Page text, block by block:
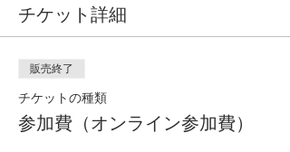
チケット詳細
販売終了
チケットの種類
参加費（オンライン参加費）